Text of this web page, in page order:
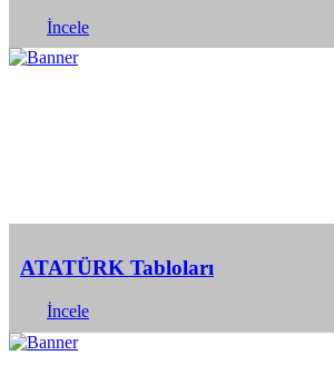
İncele
ATATÜRK Tabloları
İncele